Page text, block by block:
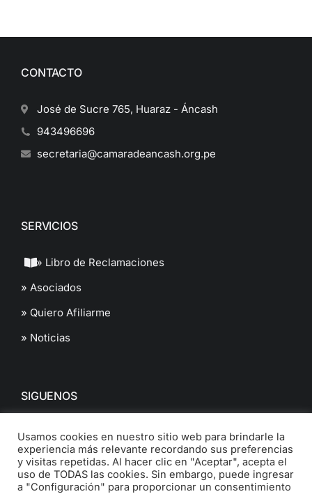
CONTACTO
José de Sucre 765, Huaraz - Áncash
943496696
secretaria@camaradeancash.org.pe
SERVICIOS
» Libro de Reclamaciones
» Asociados
» Quiero Afiliarme
» Noticias
SIGUENOS
Usamos cookies en nuestro sitio web para brindarle la
experiencia más relevante recordando sus preferencias
y visitas repetidas. Al hacer clic en "Aceptar", acepta el
uso de TODAS las cookies. Sin embargo, puede ingresar
a "Configuración" para proporcionar un consentimiento